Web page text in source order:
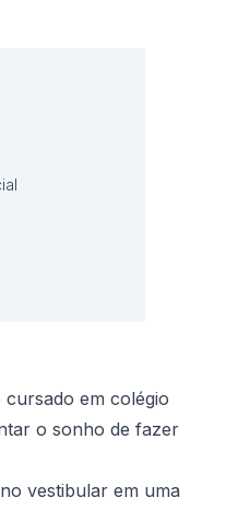
em colégio
o sonho de fazer
vestibular em uma